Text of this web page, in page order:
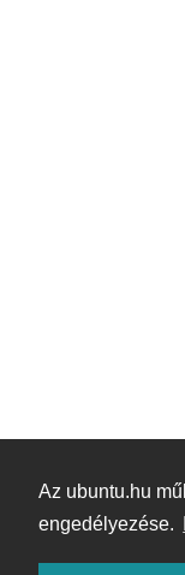
Az ubuntu.hu
engedélyezése.